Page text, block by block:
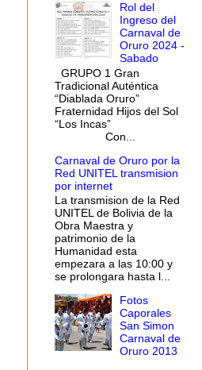
Rol del
Ingreso del
Carnaval de
Oruro 2024 -
Sabado
GRUPO 1 Gran
Tradicional Auténtica
“Diablada Oruro”
Fraternidad Hijos del Sol
“Los Incas”
Con...
Carnaval de Oruro por la
Red UNITEL transmision
por internet
La transmision de la Red
UNITEL de Bolivia de la
Obra Maestra y
patrimonio de la
Humanidad esta
empezara a las 10:00 y
se prolongara hasta l...
Fotos
Caporales
San Simon
Carnaval de
Oruro 2013